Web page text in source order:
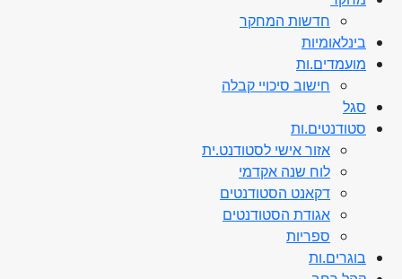
חדשות המחקר
בינלאומיות
מועמדים.ות
חישוב סיכויי קבלה
סגל
סטודנטים.ות
אזור אישי לסטודנט.ית
לוח שנה אקדמי
דקאנט הסטודנטים
אגודת הסטודנטים
ספריות
בוגרים.ות